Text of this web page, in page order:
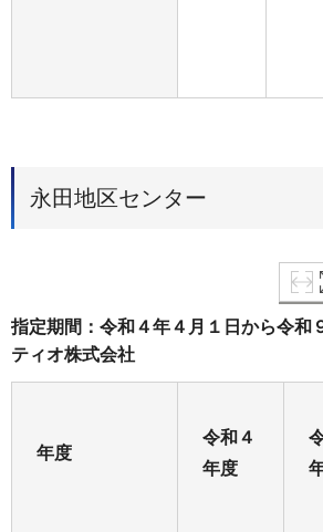
永田地区センター
指定期間：令和４年４月１日から令
ティオ株式会社
年度
令和４
年度